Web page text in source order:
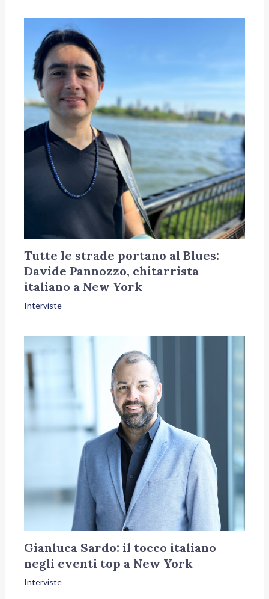
Tutte le strade portano al Blues:
Davide Pannozzo, chitarrista
italiano a New York
Interviste
Gianluca Sardo: il tocco italiano
negli eventi top a New York
Interviste